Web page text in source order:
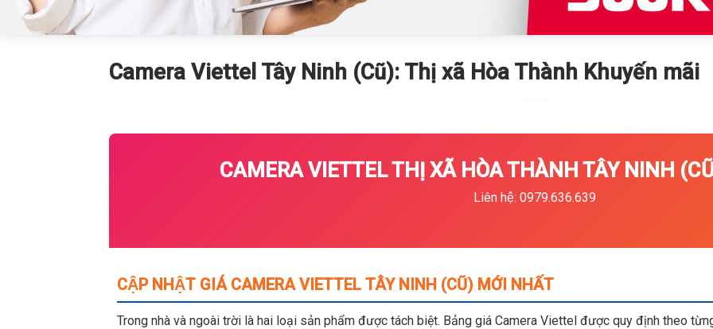
Camera Viettel Tây Ninh (Cũ): Thị xã Hòa Thành Khuyến mãi
CAMERA VIETTEL THỊ XÃ HÒA THÀNH TÂY NINH
Liên hệ: 0979.636.639
CẬP NHẬT GIÁ CAMERA VIETTEL TÂY NINH (CŨ) MỚI NHẤT
Trong nhà và ngoài trời là hai loại sản phẩm được tách biệt. Bảng giá Camera Viettel được quy định theo